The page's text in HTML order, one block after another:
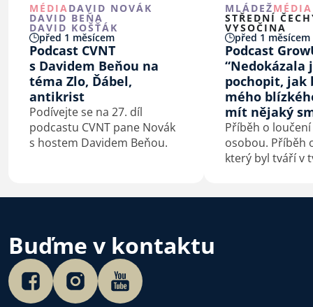
MÉDIA DAVID NOVÁK
DAVID BEŇA
DAVID KOŠŤÁK
před 1 měsícem
Podcast CVNT
s Davidem Beňou na
téma Zlo, Ďábel,
antikrist
Podívejte se na 27. díl
podcastu CVNT pane Novák
s hostem Davidem Beňou.
MLÁDEŽMÉDIA
STŘEDNÍ
VYSOČINA
před 1 měsícem
Podcast
“Nedokázala
pochopit, jak
mého
mít nějaký
Příběh o
osobou. Příběh
který byl tváří v
Buďme v kontaktu